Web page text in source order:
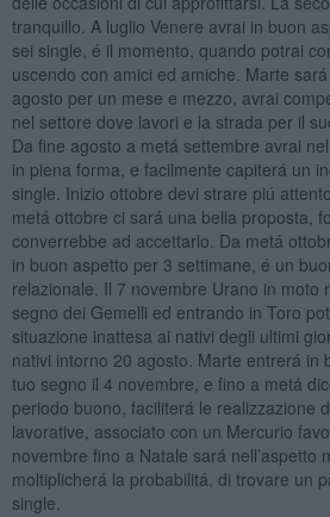
tranquillo. A luglio Venere avrai in buon
sei single, é il momento, quando potrai
uscendo con amici ed amiche. Marte
agosto per un mese e mezzo, avrai
nel settore dove lavori e la strada per il
Da fine agosto a metá settembre avrai
in piena forma, e facilmente capiterá un
single. Inizio ottobre devi strare piú
metá ottobre ci sará una bella proposta,
converrebbe ad accettarlo. Da metá
in buon aspetto per 3 settimane, é un
relazionale. Il 7 novembre Urano in moto
segno dei Gemelli ed entrando in Toro
situazione inattesa ai nativi degli ultimi
nativi intorno 20 agosto. Marte entrerá in
tuo segno il 4 novembre, e fino a metá
periodo buono, faciliterá le realizzazione
lavorative, associato con un Mercurio
novembre fino a Natale sará nell’aspetto
moltiplicherá la probabilitá, di trovare un
single.